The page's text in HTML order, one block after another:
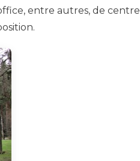
entre autres, de centre